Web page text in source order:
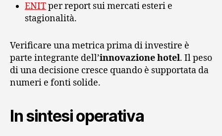
ENITper report sui mercati esteri e
stagionalità.
Verificare una metrica prima di investire è
parte integrante dell’innovazione hotel. Il peso
di una decisione cresce quando è supportata da
numeri e fonti solide.
In sintesi operativa